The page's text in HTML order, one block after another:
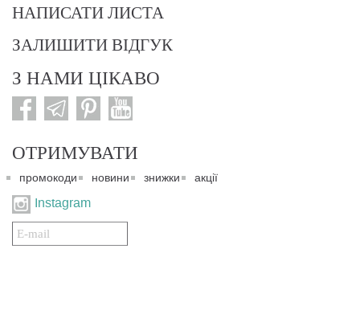
НАПИСАТИ ЛИСТА
ЗАЛИШИТИ ВІДГУК
З НАМИ ЦІКАВО
ОТРИМУВАТИ
промокоди новини знижки акції
Instagram
Подписаться
на